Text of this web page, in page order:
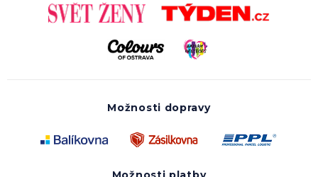
Možnosti dopravy